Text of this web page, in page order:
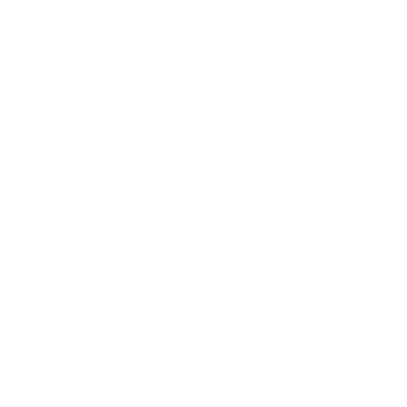
نتورک
درست، راه به جایی نمی‌برد. در سوارم نتورک، تمام این بار
و دردسر انجام شود.